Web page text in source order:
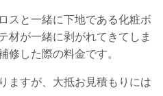
スと一緒に下地である化粧ボ
材が一緒に剥がれてきてしま
修した際の料金です。
ますが、大抵お見積もりには